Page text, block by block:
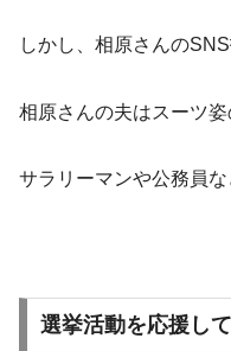
しかし、相原さんの
相原さんの夫はスーツ姿
サラリーマンや公務員な
選挙活動を応援し